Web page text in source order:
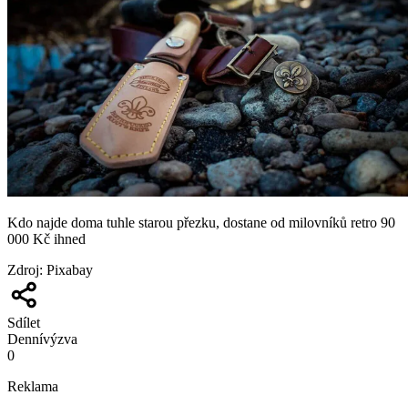
Kdo najde doma tuhle starou přezku, dostane od milovníků retro 90
000 Kč ihned
Zdroj: Pixabay
Sdílet
Dennívýzva
0
Reklama